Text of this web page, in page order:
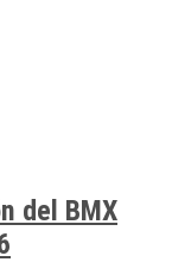
del BMX